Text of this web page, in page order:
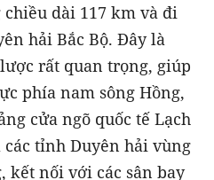
chiều dài 117 km và đi
hải Bắc Bộ. Đây là
rất quan trọng, giúp
phía nam sông Hồng,
cửa ngõ quốc tế Lạch
tỉnh Duyên hải vùng
kết nối với các sân bay